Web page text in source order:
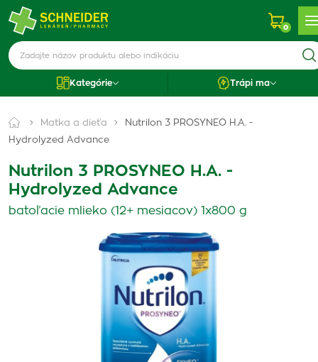
0
Kategórie Trápi ma
Matka a dieťa
Nutrilon 3 PROSYNEO H.A. -
Hydrolyzed Advance
Nutrilon 3 PROSYNEO H.A. -
Hydrolyzed Advance
batoľacie mlieko (12+ mesiacov) 1x800 g